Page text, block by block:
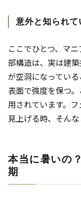
意外と知られ
ここでひとつ、マ
部構造は、実は建
が空洞になってい
表面で強度を保つ
用されています。
見上げる時、そん
本当に暑いの
期